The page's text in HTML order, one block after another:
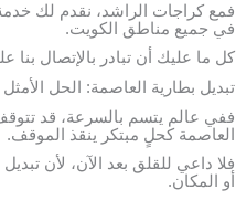
فمع كراجات الراشد، نقدم لك
في جميع مناطق الكويت.
كل ما عليك أن تبادر بالإتصال بنا
تبديل بطارية العاصمة: الحل
ففي عالم يتسم بالسرعة، قد
العاصمة كحلٍ مبتكر ينقذ الموقف.
فلا داعي للقلق بعد الآن، لأن
أو المكان.